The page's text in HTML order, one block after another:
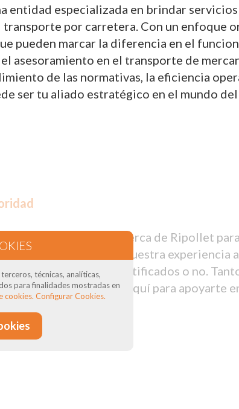
entidad especializada en brindar
por carretera. Con un enfoque
pueden marcar la diferencia en el
asesoramiento en el transporte de
de las normativas, la eficiencia
ser tu aliado estratégico en el mundo
y formación cerca de Ripollet
por carretera. Nuestra experiencia
ya sean justificados o no.
defensa, y estamos aquí para apoyarte
técnicas, analíticas,
para finalidades mostradas en
cookies. Configurar Cookies.